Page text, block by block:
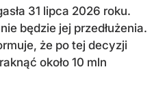
31 lipca 2026 roku.
będzie jej przedłużenia.
że po tej decyzji
około 10 mln